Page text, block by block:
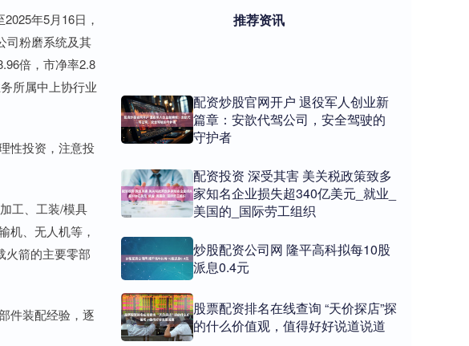
年5月16日，
司粉磨系统及其
倍，市净率2.8
所属中上协行业
性投资，注意投
工、工装/模具
机、无人机等，
火箭的主要零部
件装配经验，逐
推荐资讯
配资炒股官网开户 退役军人创业新
篇章：安歆代驾公司，安全驾驶的
守护者
配资投资 深受其害 美关税政策致多
家知名企业损失超340亿美元_就业_
美国的_国际劳工组织
炒股配资公司网 隆平高科拟每10股
派息0.4元
股票配资排名在线查询 “天价探店”探
的什么价值观，值得好好说道说道